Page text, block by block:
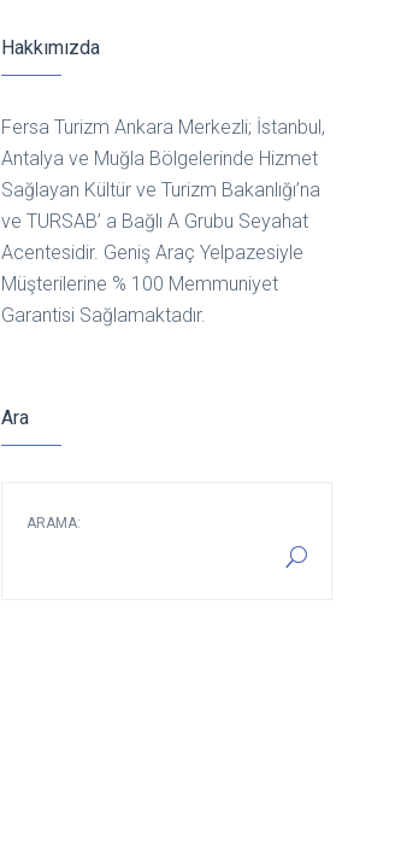
Hakkımızda
Fersa Turizm Ankara Merkezli; İstanbul,
Antalya ve Muğla Bölgelerinde Hizmet
Sağlayan Kültür ve Turizm Bakanlığı’na
ve TURSAB’ a Bağlı A Grubu Seyahat
Acentesidir. Geniş Araç Yelpazesiyle
Müşterilerine % 100 Memmuniyet
Garantisi Sağlamaktadır.
Ara
ARAMA: